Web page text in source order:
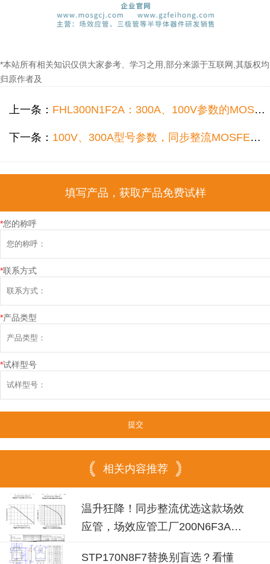
*本站所有相关知识仅供大家参考、学习之用,部分来源于互联网,其版权均
归原作者及
上一条： FHL300N1F2A：300A、100V参数的MOS管更适合PD电源使用！
下一条： 100V、300A型号参数，同步整流MOSFET的型号选择，推荐FHL300N1F2A场效应管代换！
填写产品，获取产品免费试样
*您的称呼
*联系方式
*产品类型
*试样型号
相关内容推荐
温升狂降！同步整流优选这款场效
应管，场效应管工厂200N6F3A可
STP170N8F7替换别盲选？看懂